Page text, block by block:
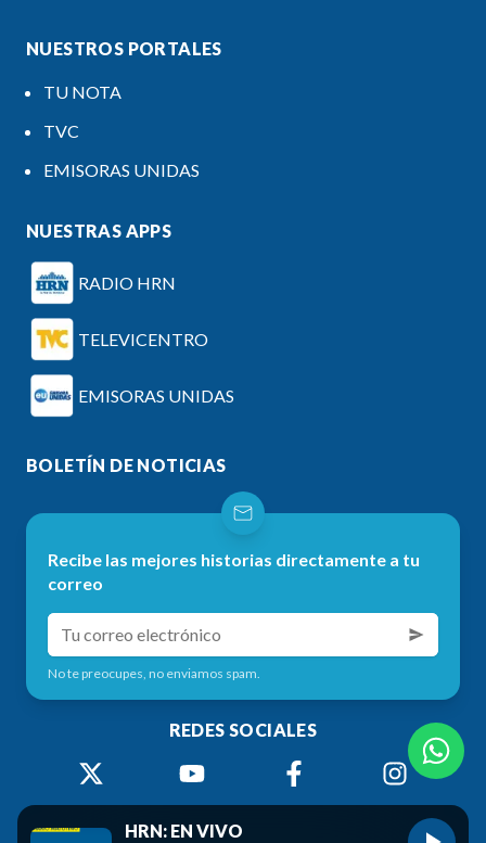
NUESTROS PORTALES
TU NOTA
TVC
EMISORAS UNIDAS
NUESTRAS APPS
RADIO HRN
TELEVICENTRO
EMISORAS UNIDAS
BOLETÍN DE NOTICIAS
Recibe las mejores historias directamente a tu
correo
No te preocupes, no enviamos spam.
REDES SOCIALES
HRN: EN VIVO